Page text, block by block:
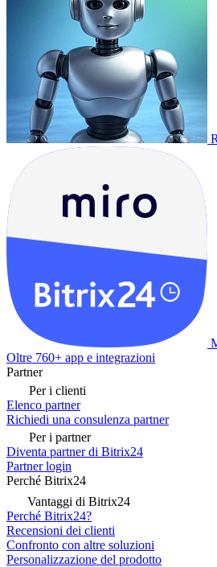
Oltre 760+ app e integrazioni
Partner
Per i clienti
Elenco partner
Richiedi una consulenza partner
Per i partner
Diventa partner di Bitrix24
Partner login
Perché Bitrix24
Vantaggi di Bitrix24
Perché Bitrix24?
Recensioni dei clienti
Confronto con altre soluzioni
Personalizzazione del prodotto